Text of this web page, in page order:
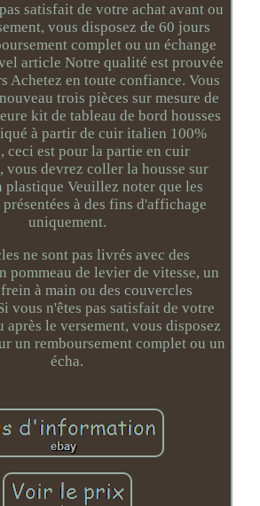
satisfait de votre achat avant ou
vous disposez de 60 jours
complet ou un échange
article Notre qualité est prouvée
Achetez en toute confiance. Vous
trois pièces sur mesure de
kit de tableau de bord housses
à partir de cuir italien 100%
ceci est pour la partie en cuir
vous devrez coller la housse sur
plastique Veuillez noter que les
à des fins d'affichage
uniquement.
ne sont pas livrés avec des
pommeau de levier de vitesse, un
à main ou des couvercles
vous n'êtes pas satisfait de votre
après le versement, vous disposez
un remboursement complet ou un
écha.